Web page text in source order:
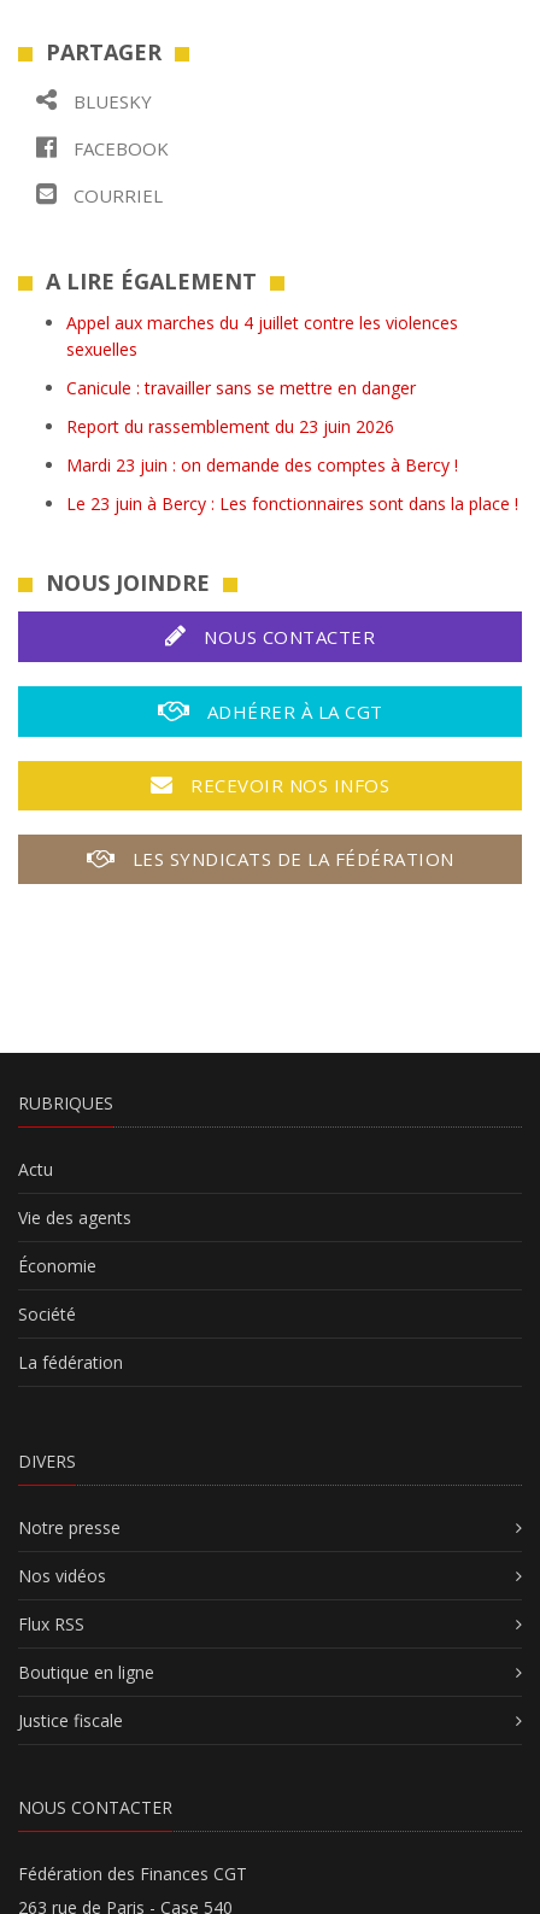
PARTAGER
BLUESKY
FACEBOOK
COURRIEL
A LIRE ÉGALEMENT
Appel aux marches du 4 juillet contre les violences
sexuelles
Canicule : travailler sans se mettre en danger
Report du rassemblement du 23 juin 2026
Mardi 23 juin : on demande des comptes à Bercy !
Le 23 juin à Bercy : Les fonctionnaires sont dans la place !
NOUS JOINDRE
NOUS CONTACTER
ADHÉRER À LA CGT
RECEVOIR NOS INFOS
LES SYNDICATS DE LA FÉDÉRATION
RUBRIQUES
Actu
Vie des agents
Économie
Société
La fédération
DIVERS
Notre presse
Nos vidéos
Flux RSS
Boutique en ligne
Justice fiscale
NOUS CONTACTER
Fédération des Finances CGT
263 rue de Paris - Case 540